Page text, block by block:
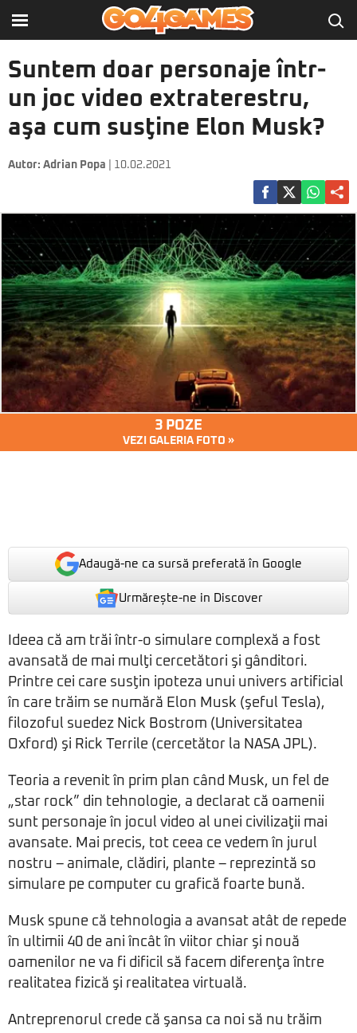
Suntem doar personaje într-
un joc video extraterestru,
aşa cum susţine Elon Musk?
Autor: Adrian Popa | 10.02.2021
3 POZE
VEZI GALERIA FOTO »
Adaugă-ne ca sursă preferată în Google
Urmărește-ne in Discover
Ideea că am trăi într-o simulare complexă a fost
avansată de mai mulţi cercetători şi gânditori.
Printre cei care susţin ipoteza unui univers artificial
în care trăim se numără Elon Musk (şeful Tesla),
filozoful suedez Nick Bostrom (Universitatea
Oxford) şi Rick Terrile (cercetător la NASA JPL).
Teoria a revenit în prim plan când Musk, un fel de
„star rock” din tehnologie, a declarat că oamenii
sunt personaje în jocul video al unei civilizaţii mai
avansate. Mai precis, tot ceea ce vedem în jurul
nostru – animale, clădiri, plante – reprezintă so
simulare pe computer cu grafică foarte bună.
Musk spune că tehnologia a avansat atât de repede
în ultimii 40 de ani încât în viitor chiar şi nouă
oamenilor ne va fi dificil să facem diferenţa între
realitatea fizică şi realitatea virtuală.
Antreprenorul crede că şansa ca noi să nu trăim